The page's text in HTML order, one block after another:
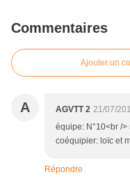
Commentaires
Ajouter un
A AGVTT 2 21/07/
équipe: N°10<br />
coéquipier: loïc et
Répondre